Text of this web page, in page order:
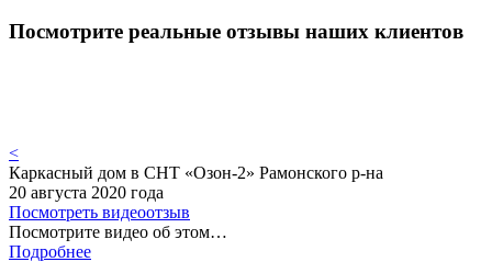
Посмотрите реальные отзывы наших клиентов
<
Каркасный дом в СНТ «Озон-2» Рамонского р-на
20 августа 2020 года
Посмотреть видеоотзыв
Посмотрите видео об этом…
Подробнее